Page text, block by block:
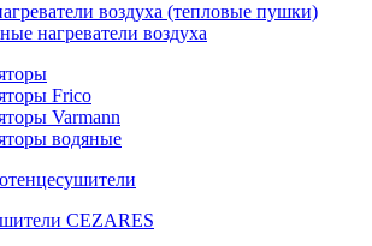
воздуха (тепловые пушки)
нагреватели воздуха
Frico
Varmann
водяные
CEZARES